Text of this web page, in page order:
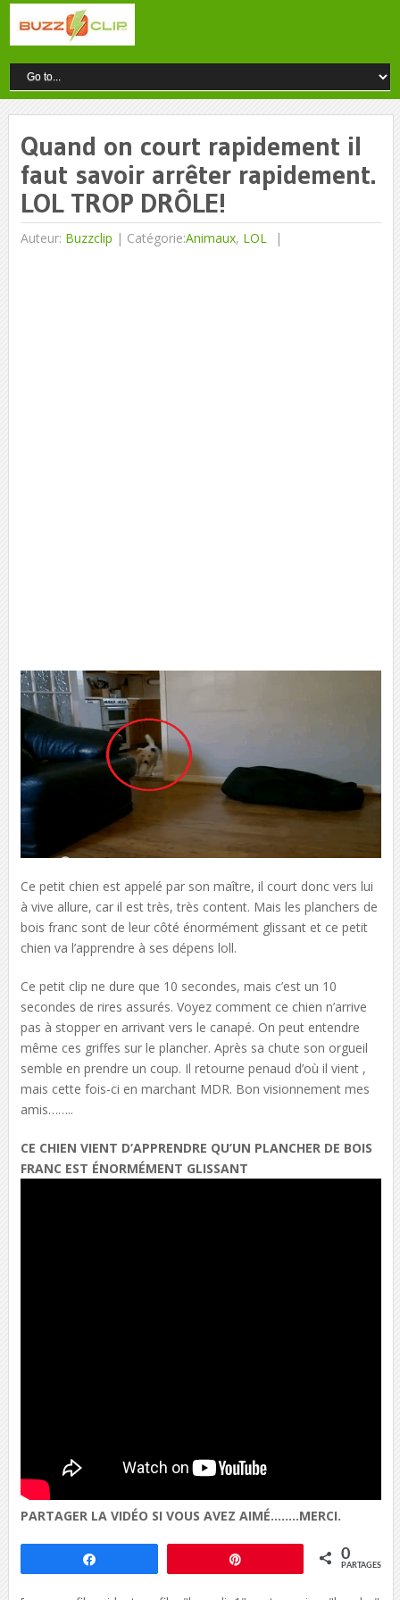
Quand on court rapidement il
faut savoir arrêter rapidement.
LOL TROP DRÔLE!
Auteur: Buzzclip | Catégorie:Animaux, LOL
Ce petit chien est appelé par son maître, il court donc vers lui
à vive allure, car il est très, très content. Mais les planchers de
bois franc sont de leur côté énormément glissant et ce petit
chien va l’apprendre à ses dépens loll.
Ce petit clip ne dure que 10 secondes, mais c’est un 10
secondes de rires assurés. Voyez comment ce chien n’arrive
pas à stopper en arrivant vers le canapé. On peut entendre
même ces griffes sur le plancher. Après sa chute son orgueil
semble en prendre un coup. Il retourne penaud d’où il vient ,
mais cette fois-ci en marchant MDR. Bon visionnement mes
amis……..
CE CHIEN VIENT D’APPRENDRE QU’UN PLANCHER DE BOIS
FRANC EST ÉNORMÉMENT GLISSANT
PARTAGER LA VIDÉO SI VOUS AVEZ AIMÉ……..MERCI.
0
PARTAGES